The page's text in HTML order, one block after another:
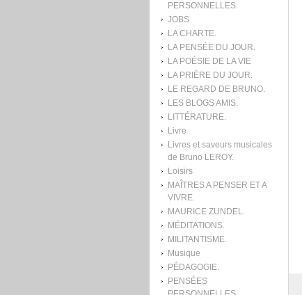
PERSONNELLES.
JOBS
LA CHARTE.
LA PENSÉE DU JOUR.
LA POÉSIE DE LA VIE
LA PRIÈRE DU JOUR.
LE REGARD DE BRUNO.
LES BLOGS AMIS.
LITTÉRATURE.
Livre
Livres et saveurs musicales
de Bruno LEROY.
Loisirs
MAÎTRES A PENSER ET A
VIVRE.
MAURICE ZUNDEL.
MÉDITATIONS.
MILITANTISME.
Musique
PÉDAGOGIE.
PENSÉES